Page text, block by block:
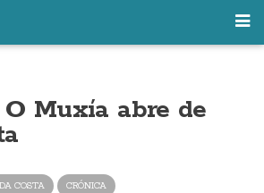
O Muxía abre de
COSTA CRÓNICA